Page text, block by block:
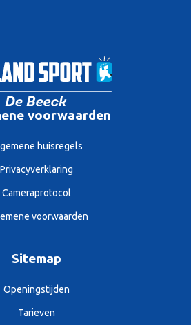
voorwaarden
huisregels
Privacyverklaring
Cameraprotocol
voorwaarden
Sitemap
Openingstijden
Tarieven